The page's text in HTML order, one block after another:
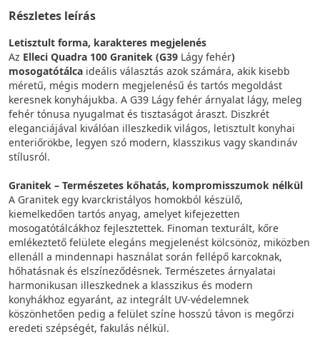
Részletes leírás
Letisztult forma, karakteres megjelenés
Az Elleci Quadra 100 Granitek (G39 Lágy fehér)
mosogatótálca ideális választás azok számára, akik kisebb
méretű, mégis modern megjelenésű és tartós megoldást
keresnek konyhájukba. A G39 Lágy fehér árnyalat lágy, meleg
fehér tónusa nyugalmat és tisztaságot áraszt. Diszkrét
eleganciájával kiválóan illeszkedik világos, letisztult konyhai
enteriőrökbe, legyen szó modern, klasszikus vagy skandináv
stílusról.
Granitek – Természetes kőhatás, kompromisszumok nélkül
A Granitek egy kvarckristályos homokból készülő,
kiemelkedően tartós anyag, amelyet kifejezetten
mosogatótálcákhoz fejlesztettek. Finoman texturált, kőre
emlékeztető felülete elegáns megjelenést kölcsönöz, miközben
ellenáll a mindennapi használat során fellépő karcoknak,
hőhatásnak és elszíneződésnek. Természetes árnyalatai
harmonikusan illeszkednek a klasszikus és modern
konyhákhoz egyaránt, az integrált UV-védelemnek
köszönhetően pedig a felület színe hosszú távon is megőrzi
eredeti szépségét, fakulás nélkül.